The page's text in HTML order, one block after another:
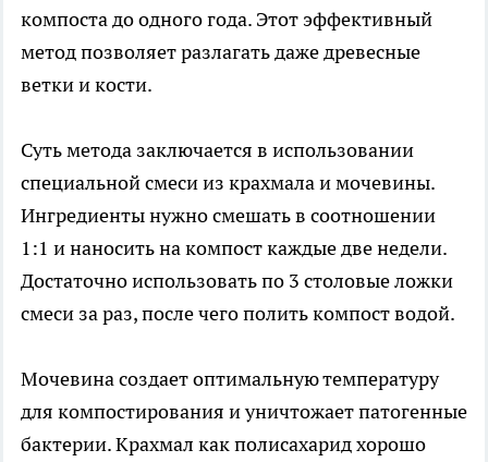
компоста до одного года. Этот эффективный
метод позволяет разлагать даже древесные
ветки и кости.
Суть метода заключается в использовании
специальной смеси из крахмала и мочевины.
Ингредиенты нужно смешать в соотношении
1:1 и наносить на компост каждые две недели.
Достаточно использовать по 3 столовые ложки
смеси за раз, после чего полить компост водой.
Мочевина создает оптимальную температуру
для компостирования и уничтожает патогенные
бактерии. Крахмал как полисахарид хорошо